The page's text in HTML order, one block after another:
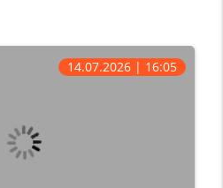
14.07.2026 | 16:05